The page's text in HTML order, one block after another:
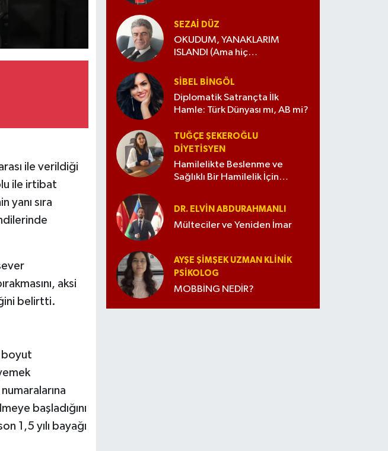
ile verildiği
ile irtibat
yanı sıra
aksi
belirtti.
boyut
başladığını
1,5 yılı bayağı
SEZAI DÜZ
OKUDUM, YANAKLARIM
ISLANDI (Ama hiç
SIBEL BINGÖL
Diplomatik Satrançta İlk
Hamle: Türk Dünyası mı, AB mi?
TUĞÇE ŞEKEROĞLU
DIYETISYEN
Hamilelikte Beslenme ve
Sağlıklı Bir Hamilelik İçin
DR. ELVIN ABDURAHMANLI
Mülteciler ve Yeniden İmar
AYŞE ŞIMŞEK UZMAN KLINIK
PSIKOLOG
MOBBİNG NEDİR?